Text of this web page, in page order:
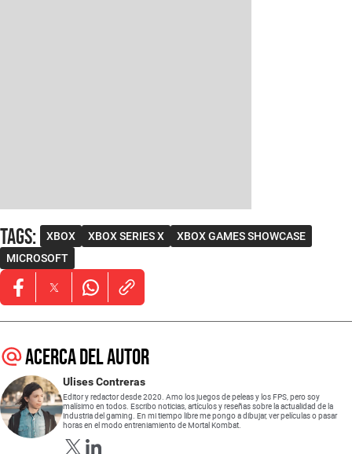
Tags: XBOX XBOX SERIES X
XBOX GAMES SHOWCASE
MICROSOFT
Opens in new window
Opens in new window
Opens in new window
Acerca del autor
Ulises Contreras
Editor y redactor desde 2020. Amo los juegos de peleas y los FPS, pero soy
malísimo en todos. Escribo noticias, artículos y reseñas sobre la actualidad de la
industria del gaming. En mi tiempo libre me pongo a dibujar, ver películas o pasar
horas en el modo entreniamiento de Mortal Kombat.